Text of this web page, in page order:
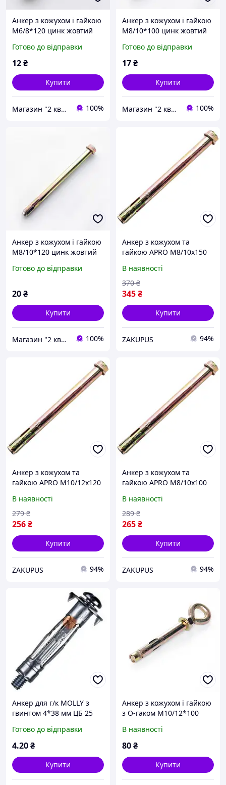
Анкер з кожухом і гайкою
М6/8*120 цинк жовтий
Готово до відправки
12₴
Купити
Магазин "2 квартал" 100%
Анкер з кожухом і гайкою
М8/10*100 цинк жовтий
Готово до відправки
17₴
Купити
Магазин "2 квартал" 100%
Анкер з кожухом і гайкою
М8/10*120 цинк жовтий
Готово до відправки
20₴
Купити
Магазин "2 квартал" 100%
Анкер з кожухом та
гайкою APRO М8/10х150
шт
В наявності
345₴
370 ₴
Купити
ZAKUPUS 94%
Анкер з кожухом та
гайкою APRO М10/12х120
шт
В наявності
256₴
279 ₴
Купити
ZAKUPUS 94%
Анкер з кожухом та
гайкою APRO М8/10х100
шт
В наявності
265₴
289 ₴
Купити
ZAKUPUS 94%
Анкер для г/к MOLLY з
гвинтом 4*38 мм ЦБ 25
Готово до відправки
4.20₴
Купити
Анкер з кожухом і гайкою
з O-гаком М10/12*100
APRO (CLRO1012100)
В наявності
80₴
Купити